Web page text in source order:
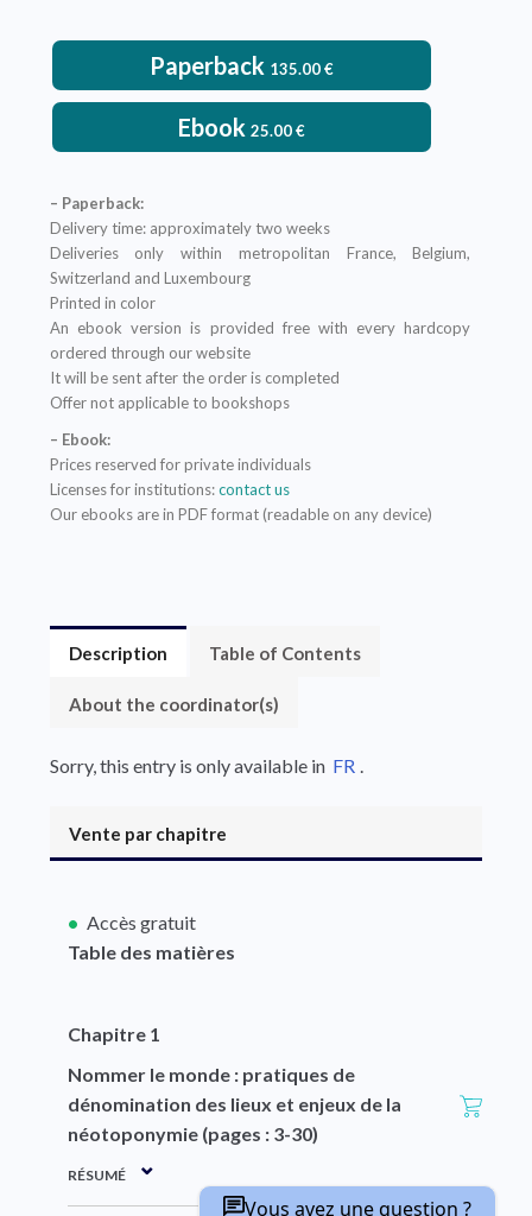
Paperback 135.00€
Ebook25.00€
– Paperback:
Delivery time: approximately two weeks
Deliveries only within metropolitan France, Belgium,
Switzerland and Luxembourg
Printed in color
An ebook version is provided free with every hardcopy
ordered through our website
It will be sent after the order is completed
Offer not applicable to bookshops
– Ebook:
Prices reserved for private individuals
Licenses for institutions:contact us
Our ebooks are in PDF format (readable on any device)
Description Table of Contents
About the coordinator(s)
Sorry, this entry is only available in FR
Vente par chapitre
Accès gratuit
Table des matières
Chapitre 1
Nommer le monde : pratiques de
dénomination des lieux et enjeux de la
néotoponymie (pages : 3-30)
RÉSUMÉ
Vous avez une question ?